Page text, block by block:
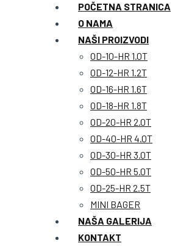
POČETNA STRANICA
O NAMA
NAŠI PROIZVODI
OD-10-HR 1.0T
OD-12-HR 1.2T
OD-16-HR 1.6T
OD-18-HR 1.8T
OD-20-HR 2.0T
OD-40-HR 4.0T
OD-30-HR 3.0T
OD-50-HR 5.0T
OD-25-HR 2.5T
MINI BAGER
NAŠA GALERIJA
KONTAKT